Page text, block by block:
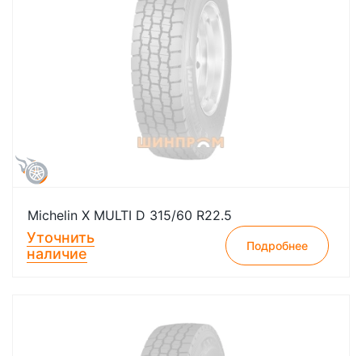
Michelin X MULTI D 315/60 R22.5
Уточнить
наличие
Подробнее